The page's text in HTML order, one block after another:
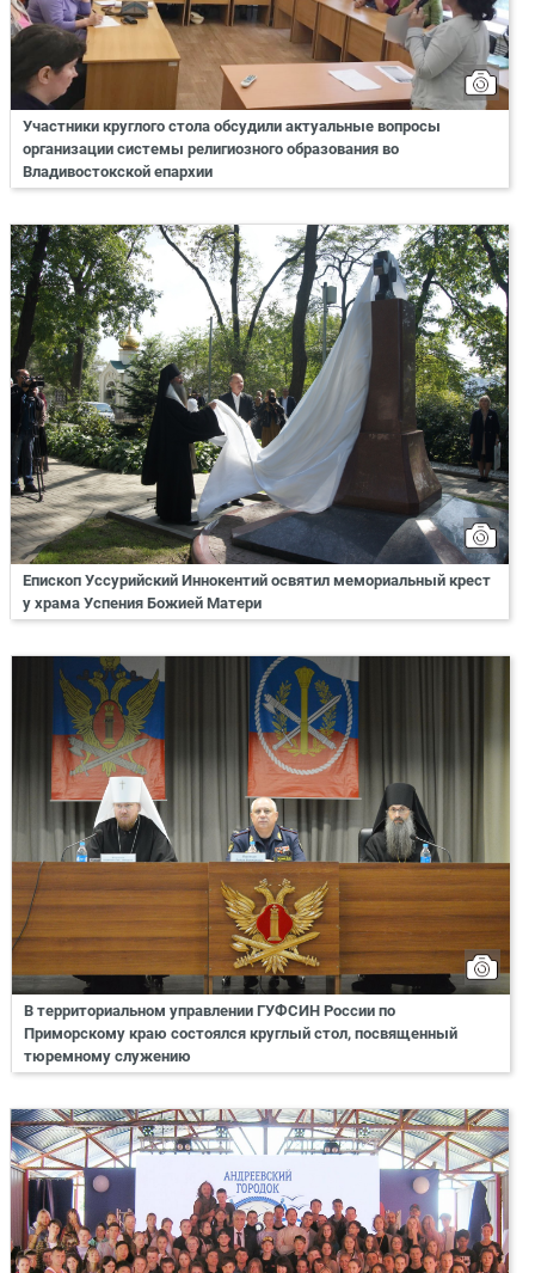
Участники круглого стола обсудили актуальные вопросы
организации системы религиозного образования во
Владивостокской епархии
Епископ Уссурийский Иннокентий освятил мемориальный крест
у храма Успения Божией Матери
В территориальном управлении ГУФСИН России по
Приморскому краю состоялся круглый стол, посвященный
тюремному служению